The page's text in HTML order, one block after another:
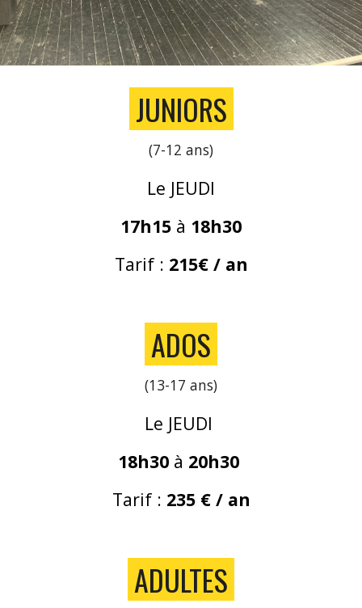
JUNIORS
(7-12 ans)
Le JEUDI
17h15 à 18h30
Tarif : 215€ / an
ADOS
(13-17 ans)
Le JEUDI
18h30 à 20h30
Tarif : 235 € / an
ADULTES